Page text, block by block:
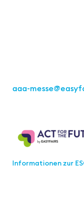
aaa-messe
Informationen zur